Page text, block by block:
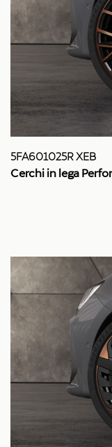
5FA601025R XEB
Cerchi in lega